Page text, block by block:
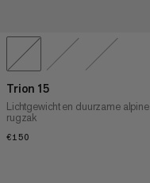
Trion 15
Lichtgewicht en duurzame alpine
rugzak
€150